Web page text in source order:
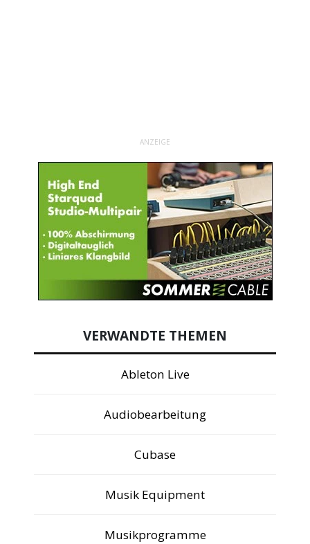
ANZEIGE
VERWANDTE THEMEN
Ableton Live
Audiobearbeitung
Cubase
Musik Equipment
Musikprogramme